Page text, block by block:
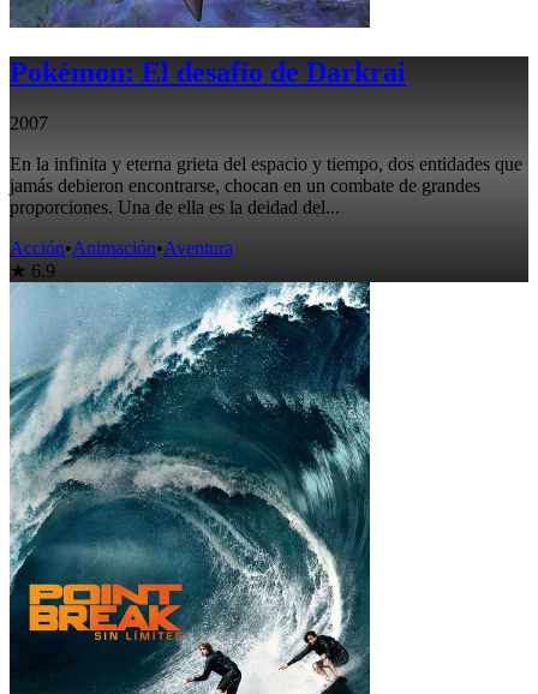
Pokémon: El desafío de Darkrai
2007
En la infinita y eterna grieta del espacio y tiempo, dos entidades que
jamás debieron encontrarse, chocan en un combate de grandes
proporciones. Una de ella es la deidad del...
Acción•Animación•Aventura
★ 6.9